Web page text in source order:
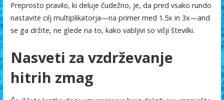
Preprosto pravilo, ki deluje čudežno, je, da pred vsako rundo
nastavite cilj multiplikatorja—na primer med 1.5x in 3x—and
se ga držite, ne glede na to, kako vabljivi so višji številki.
Nasveti za vzdrževanje
hitrih zmag